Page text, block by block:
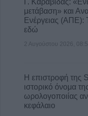
Γ. Καραβίδας:
μετάβαση» και
Ενέργειας (ΑΠΕ):
εδώ
2 Αυγούστου 2026, 08:54
Η επιστροφή της
ιστορικό όνομα
ωρολογοποιίας
κεφάλαιο